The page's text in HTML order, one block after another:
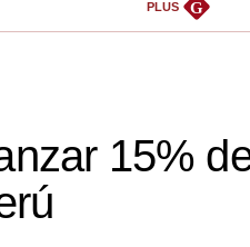
PLUS G
15%